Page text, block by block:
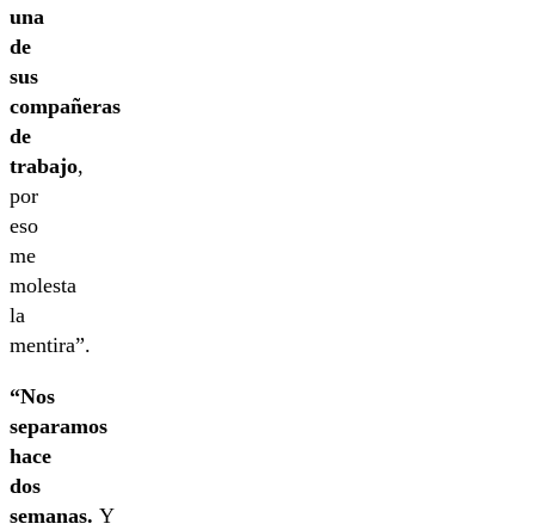
una
de
sus
compañeras
de
trabajo,
por
eso
me
molesta
la
mentira”.
“Nos
separamos
hace
dos
semanas. Y